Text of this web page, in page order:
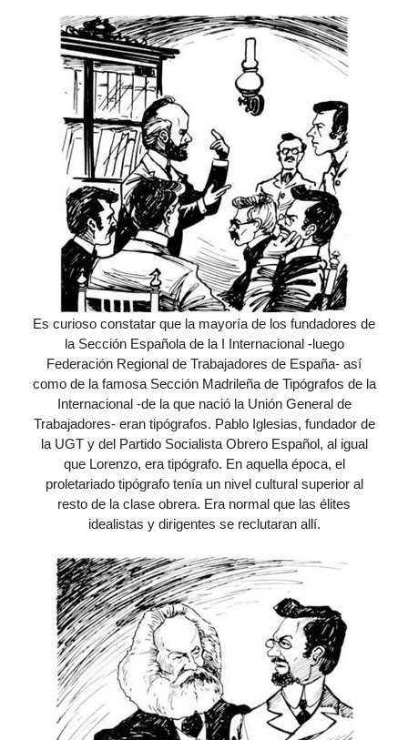
Es curioso constatar que la mayoría de los fundadores de
la Sección Española de la I Internacional -luego
Federación Regional de Trabajadores de España- así
como de la famosa Sección Madrileña de Tipógrafos de la
Internacional -de la que nació la Unión General de
Trabajadores- eran tipógrafos. Pablo Iglesias, fundador de
la UGT y del Partido Socialista Obrero Español, al igual
que Lorenzo, era tipógrafo. En aquella época, el
proletariado tipógrafo tenía un nivel cultural superior al
resto de la clase obrera. Era normal que las élites
idealistas y dirigentes se reclutaran allí.